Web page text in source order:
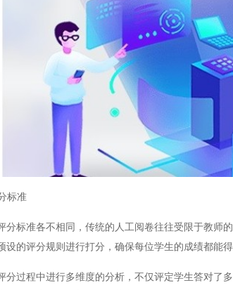
标准
标准各不相同，传统的人工阅卷往往受限于教师
设的评分规则进行打分，确保每位学生的成绩都能得
过程中进行多维度的分析，不仅评定学生答对了